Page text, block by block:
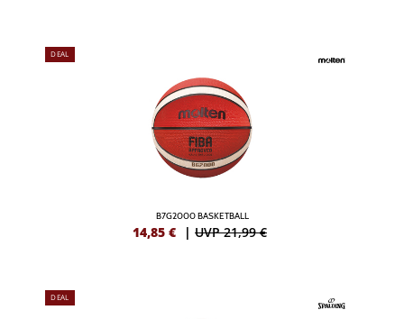
DEAL
B7G2000 BASKETBALL
14,85 € | UVP 21,99 €
DEAL